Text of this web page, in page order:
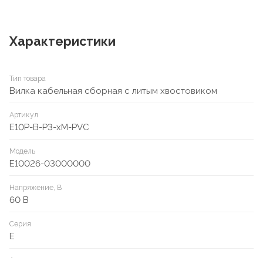
Характеристики
Тип товара
Вилка кабельная сборная с литым хвостовиком
Артикул
E10P-B-P3-xM-PVC
Модель
E10026-03000000
Напряжение, В
60 В
Серия
E